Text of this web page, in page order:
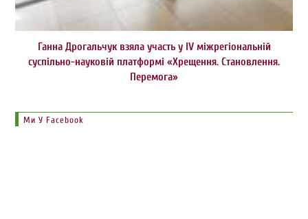
Ганна Дрогальчук взяла участь у IV міжрегіональній
суспільно-науковій платформі «Хрещення. Становлення.
Перемога»
Ми У Facebook